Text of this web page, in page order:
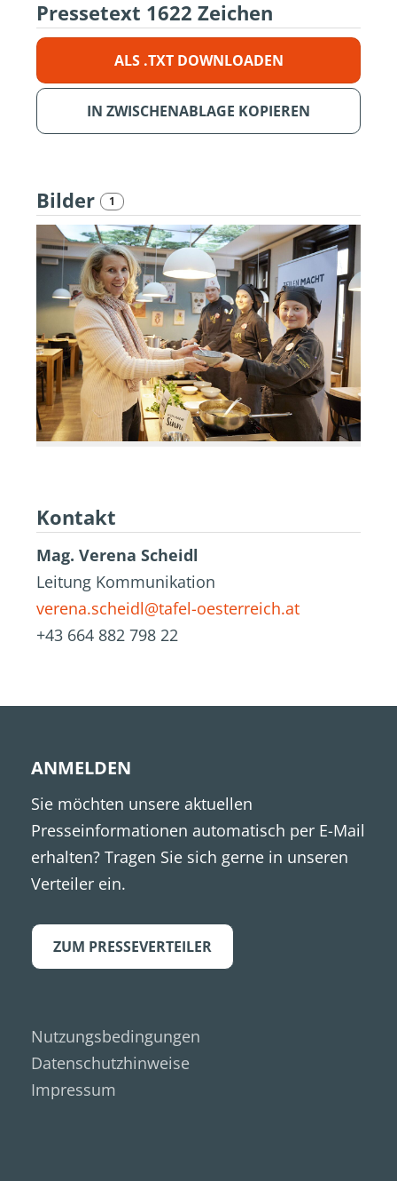
Pressetext 1622 Zeichen
ALS .TXT DOWNLOADEN
IN ZWISCHENABLAGE KOPIEREN
Bilder 1
Kontakt
Mag. Verena Scheidl
Leitung Kommunikation
verena.scheidl@tafel-oesterreich.at
+43 664 882 798 22
ANMELDEN
Sie möchten unsere aktuellen
Presseinformationen automatisch per E-Mail
erhalten? Tragen Sie sich gerne in unseren
Verteiler ein.
ZUM PRESSEVERTEILER
Nutzungsbedingungen
Datenschutzhinweise
Impressum